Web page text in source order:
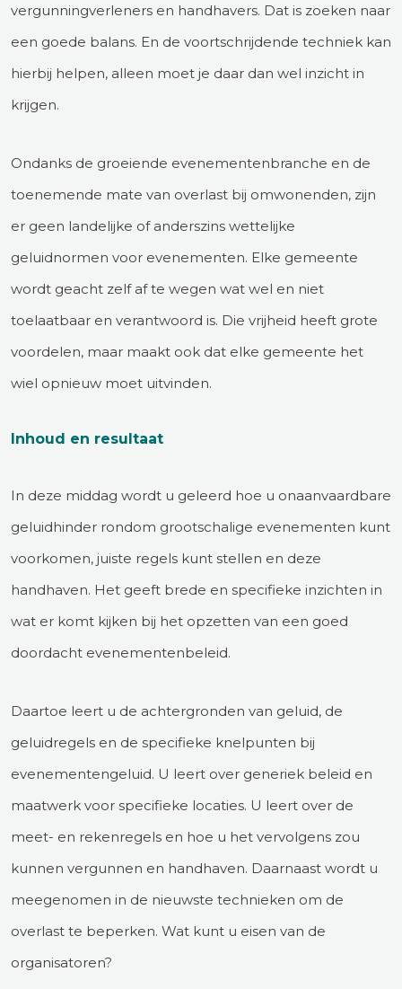
vergunningverleners en handhavers. Dat is zoeken naar
een goede balans. En de voortschrijdende techniek kan
hierbij helpen, alleen moet je daar dan wel inzicht in
krijgen.
Ondanks de groeiende evenementenbranche en de
toenemende mate van overlast bij omwonenden, zijn
er geen landelijke of anderszins wettelijke
geluidnormen voor evenementen. Elke gemeente
wordt geacht zelf af te wegen wat wel en niet
toelaatbaar en verantwoord is. Die vrijheid heeft grote
voordelen, maar maakt ook dat elke gemeente het
wiel opnieuw moet uitvinden.
Inhoud en resultaat
In deze middag wordt u geleerd hoe u onaanvaardbare
geluidhinder rondom grootschalige evenementen kunt
voorkomen, juiste regels kunt stellen en deze
handhaven. Het geeft brede en specifieke inzichten in
wat er komt kijken bij het opzetten van een goed
doordacht evenementenbeleid.
Daartoe leert u de achtergronden van geluid, de
geluidregels en de specifieke knelpunten bij
evenementengeluid. U leert over generiek beleid en
maatwerk voor specifieke locaties. U leert over de
meet- en rekenregels en hoe u het vervolgens zou
kunnen vergunnen en handhaven. Daarnaast wordt u
meegenomen in de nieuwste technieken om de
overlast te beperken. Wat kunt u eisen van de
organisatoren?